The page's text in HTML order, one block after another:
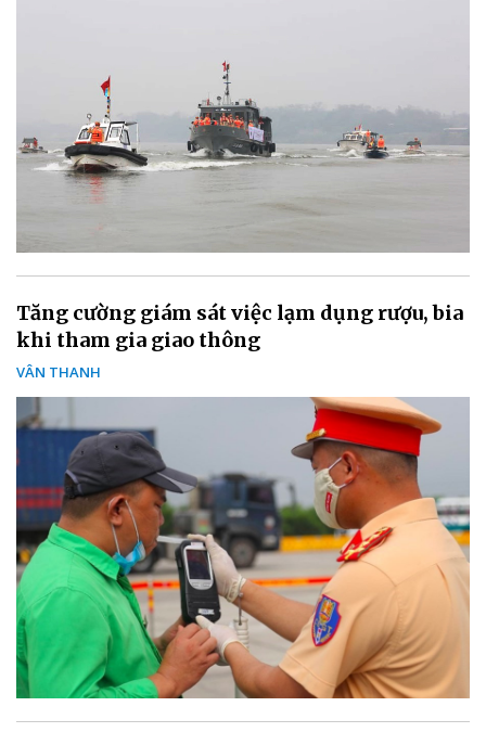
Tăng cường giám sát việc lạm dụng rượu, bia
khi tham gia giao thông
VÂN THANH